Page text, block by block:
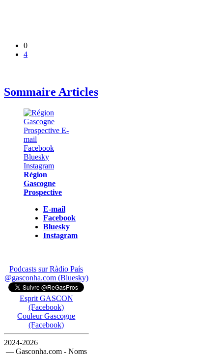
0
4
Sommaire Articles
Région
Gascogne
Prospective
E-mail
Facebook
Bluesky
Instagram
Podcasts sur Ràdio País
@gasconha.com (Bluesky)
Esprit GASCON
(Facebook)
Couleur Gascogne
(Facebook)
2024-2026
— Gasconha.com - Noms